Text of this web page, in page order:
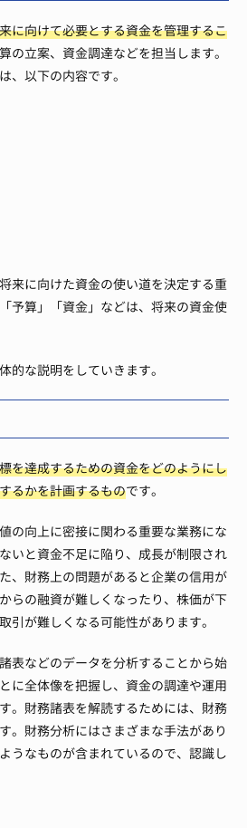
に向けて必要とする資金を管理するこ
の立案、資金調達などを担当します。
、以下の内容です。
来に向けた資金の使い道を決定する重
予算」「資金」などは、将来の資金使
的な説明をしていきます。
を達成するための資金をどのようにし
るかを計画するものです。
の向上に密接に関わる重要な業務にな
いと資金不足に陥り、成長が制限され
、財務上の問題があると企業の信用が
らの融資が難しくなったり、株価が下
引が難しくなる可能性があります。
表などのデータを分析することから始
に全体像を把握し、資金の調達や運用
。財務諸表を解読するためには、財務
。財務分析にはさまざまな手法があり
うなものが含まれているので、認識し